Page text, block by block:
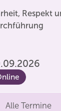
Respekt
Alle Termine